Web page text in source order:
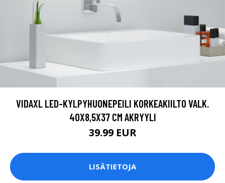
VIDAXL LED-KYLPYHUONEPEILI KORKEAKIILTO VALK.
40X8,5X37 CM AKRYYLI
39.99 EUR
LISÄTIETOJA